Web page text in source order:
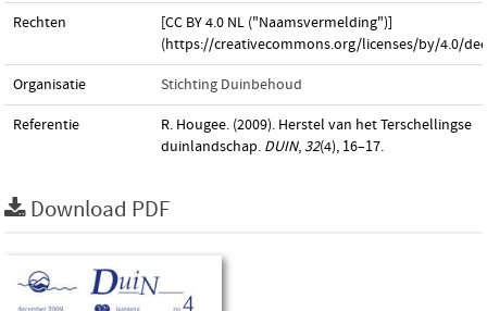
Rechten
[CC BY 4.0 NL ("Naamsvermelding")]
(https://creativecommons.org/licenses/by/4.0/
Organisatie Stichting Duinbehoud
Referentie
R. Hougee. (2009). Herstel van het Terschellingse
duinlandschap. DUIN, 32(4), 16–17.
Download PDF